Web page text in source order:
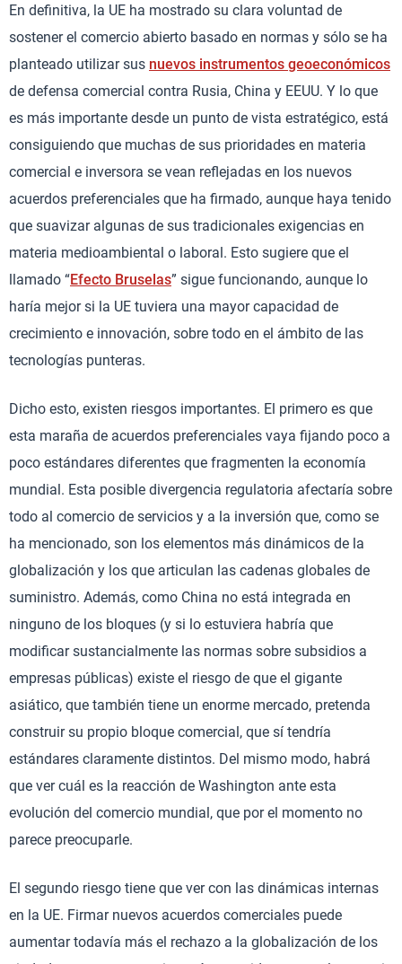
En definitiva, la UE ha mostrado su clara voluntad de
sostener el comercio abierto basado en normas y sólo se ha
planteado utilizar sus nuevos instrumentos geoeconómicos
de defensa comercial contra Rusia, China y EEUU. Y lo que
es más importante desde un punto de vista estratégico, está
consiguiendo que muchas de sus prioridades en materia
comercial e inversora se vean reflejadas en los nuevos
acuerdos preferenciales que ha firmado, aunque haya tenido
que suavizar algunas de sus tradicionales exigencias en
materia medioambiental o laboral. Esto sugiere que el
llamado “Efecto Bruselas” sigue funcionando, aunque lo
haría mejor si la UE tuviera una mayor capacidad de
crecimiento e innovación, sobre todo en el ámbito de las
tecnologías punteras.
Dicho esto, existen riesgos importantes. El primero es que
esta maraña de acuerdos preferenciales vaya fijando poco a
poco estándares diferentes que fragmenten la economía
mundial. Esta posible divergencia regulatoria afectaría sobre
todo al comercio de servicios y a la inversión que, como se
ha mencionado, son los elementos más dinámicos de la
globalización y los que articulan las cadenas globales de
suministro. Además, como China no está integrada en
ninguno de los bloques (y si lo estuviera habría que
modificar sustancialmente las normas sobre subsidios a
empresas públicas) existe el riesgo de que el gigante
asiático, que también tiene un enorme mercado, pretenda
construir su propio bloque comercial, que sí tendría
estándares claramente distintos. Del mismo modo, habrá
que ver cuál es la reacción de Washington ante esta
evolución del comercio mundial, que por el momento no
parece preocuparle.
El segundo riesgo tiene que ver con las dinámicas internas
en la UE. Firmar nuevos acuerdos comerciales puede
aumentar todavía más el rechazo a la globalización de los